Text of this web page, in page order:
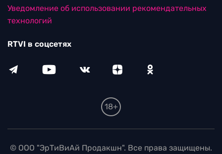
Уведомление об использовании рекомендательных
технологий
RTVI в соцсетях
18+
© ООО "ЭрТиВиАй Продакшн". Все права защищены.